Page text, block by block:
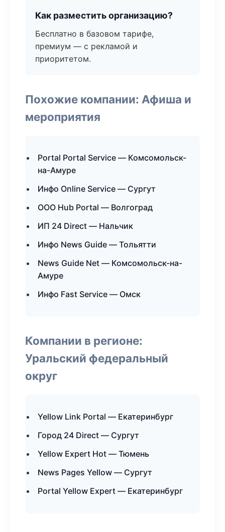
Как разместить организацию?
Бесплатно в базовом тарифе,
премиум — с рекламой и
приоритетом.
Похожие компании: Афиша и
мероприятия
Portal Portal Service — Комсомольск-
на-Амуре
Инфо Online Service — Сургут
ООО Hub Portal — Волгоград
ИП 24 Direct — Нальчик
Инфо News Guide — Тольятти
News Guide Net — Комсомольск-на-
Амуре
Инфо Fast Service — Омск
Компании в регионе:
Уральский федеральный
округ
Yellow Link Portal — Екатеринбург
Город 24 Direct — Сургут
Yellow Expert Hot — Тюмень
News Pages Yellow — Сургут
Portal Yellow Expert — Екатеринбург